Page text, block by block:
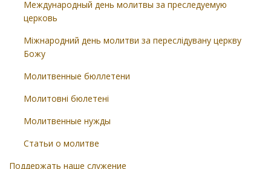
Международный день молитвы за преследуемую
церковь
Міжнародний день молитви за переслідувану церкву
Божу
Молитвенные бюллетени
Молитовні бюлетені
Молитвенные нужды
Статьи о молитве
Поддержать наше служение